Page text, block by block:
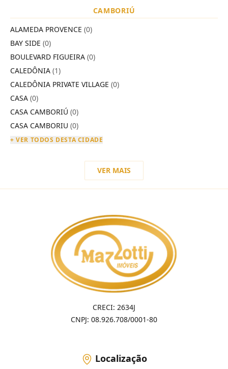
CAMBORIÚ
ALAMEDA PROVENCE (0)
BAY SIDE (0)
BOULEVARD FIGUEIRA (0)
CALEDÔNIA (1)
CALEDÔNIA PRIVATE VILLAGE (0)
CASA (0)
CASA CAMBORIÚ (0)
CASA CAMBORIU (0)
+ VER TODOS DESTA CIDADE
VER MAIS
CRECI: 2634J
CNPJ: 08.926.708/0001-80
Localização